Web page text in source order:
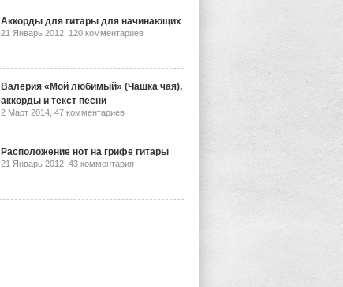
Аккорды для гитары для начинающих
21 Январь 2012, 120 комментариев
Валерия «Мой любимый» (Чашка чая),
аккорды и текст песни
2 Март 2014, 47 комментариев
Расположение нот на грифе гитары
21 Январь 2012, 43 комментария